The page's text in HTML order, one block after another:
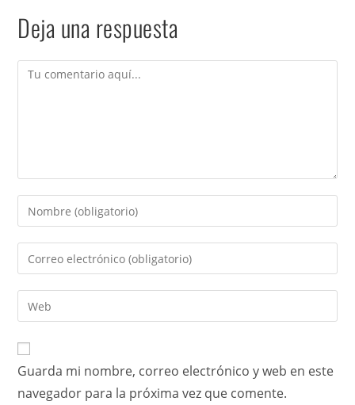
Deja una respuesta
Guarda mi nombre, correo electrónico y web en este
navegador para la próxima vez que comente.